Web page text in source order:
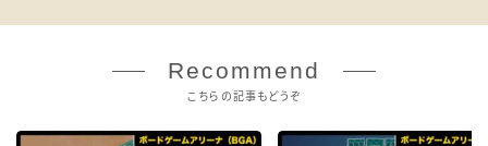
Recommend
こちらの記事もどうぞ